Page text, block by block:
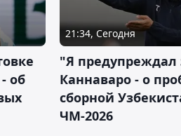
об
21:34, Сегодня
"Я предупреждал
Каннаваро - о
сборной
ЧМ-2026